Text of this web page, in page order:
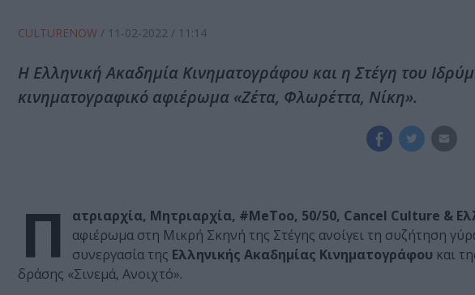
CULTURENOW / 11-02-2022 / 11:14
Η Ελληνική Ακαδημία Κινηματογράφου και η Στέγη του
κινηματογραφικό αφιέρωμα «Ζέτα, Φλωρέττα, Νίκη».
Π ατριαρχία, Μητριαρχία, #ΜeΤoo, 50/50, Cancel Culture &
αφιέρωμα στη Μικρή Σκηνή της Στέγης ανοίγει τη συζήτηση
συνεργασία της Ελληνικής Ακαδημίας Κινηματογράφου και
δράσης «Σινεμά, Ανοιχτό».